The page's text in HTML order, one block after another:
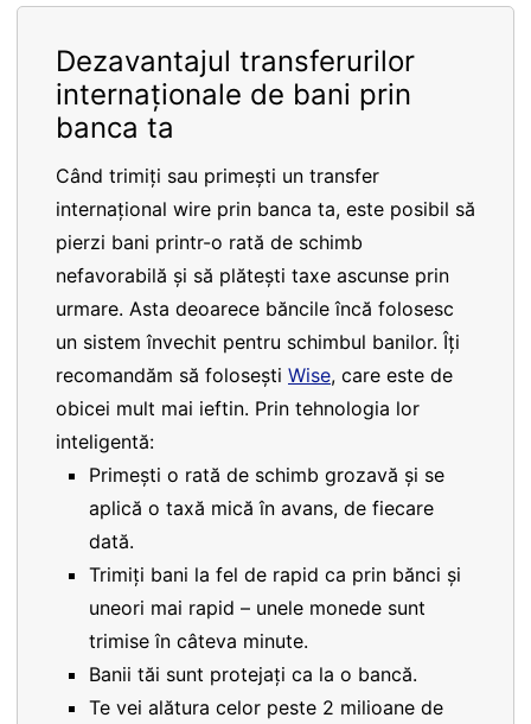
Dezavantajul transferurilor
internaționale de bani prin
banca ta
Când trimiți sau primești un transfer
internațional wire prin banca ta, este posibil să
pierzi bani printr-o rată de schimb
nefavorabilă și să plătești taxe ascunse prin
urmare. Asta deoarece băncile încă folosesc
un sistem învechit pentru schimbul banilor. Îți
recomandăm să folosești Wise, care este de
obicei mult mai ieftin. Prin tehnologia lor
inteligentă:
Primești o rată de schimb grozavă și se
aplică o taxă mică în avans, de fiecare
dată.
Trimiți bani la fel de rapid ca prin bănci și
uneori mai rapid – unele monede sunt
trimise în câteva minute.
Banii tăi sunt protejați ca la o bancă.
Te vei alătura celor peste 2 milioane de